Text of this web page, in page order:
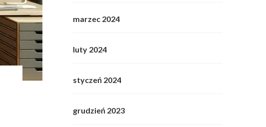
marzec 2024
luty 2024
styczeń 2024
grudzień 2023